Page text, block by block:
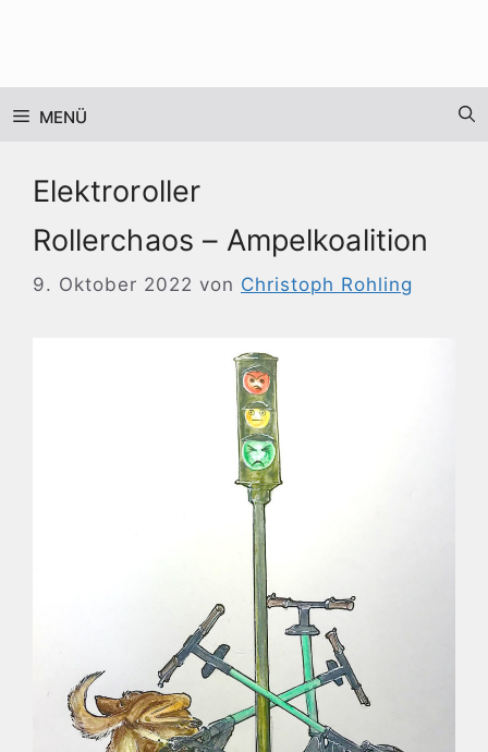
MENÜ
Elektroroller
Rollerchaos – Ampelkoalition
9. Oktober 2022 von Christoph Rohling